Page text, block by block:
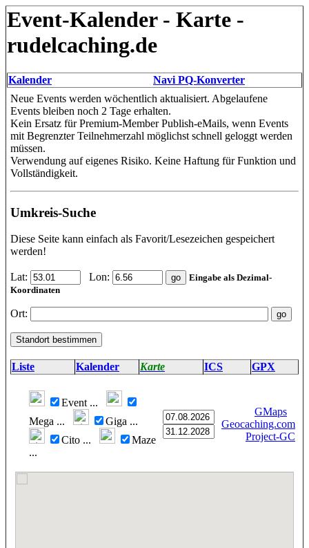
Event-Kalender - Karte -
rudelcaching.de
Kalender
Navi PQ-Konverter
Neue Events werden wöchentlich aktualisiert. Abgelaufene
Events bleiben noch 2 Tage erhalten.
Kein Ersatz für Premium-Member Publish-eMails, wenn Events
mit Begrenzter Teilnehmerzahl möglichst schnell geloggt werden
müssen.
Verwendung auf eigenes Risiko. Keine Haftung für Funktion und
Vollständigkeit.
Umkreis-Suche
Diese Seite kann einfach als Favorit/Lesezeichen gespeichert
werden!
Lat: Lon:
Eingabe als Dezimal-
Koordinaten
Ort:
Liste Kalender Karte ICS GPX
Event ...
Mega ... Giga ...
Cito ...
Maze
...
GMaps
Geocaching.com
Project-GC